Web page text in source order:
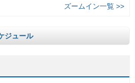
ズームイン一覧 >>
ジュール